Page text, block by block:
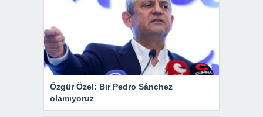
Özgür Özel: Bir Pedro Sánchez
olamıyoruz